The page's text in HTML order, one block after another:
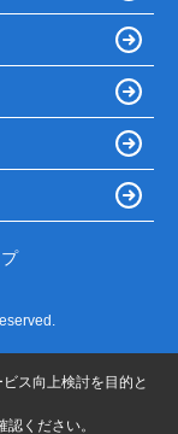
ス向上検討を目的と
認ください。